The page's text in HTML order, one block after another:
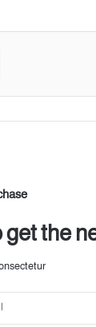
the